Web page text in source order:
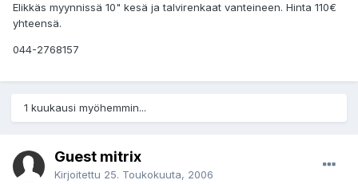
Elikkäs myynnissä 10" kesä ja talvirenkaat vanteineen. Hinta 110€
yhteensä.
044-2768157
1 kuukausi myöhemmin...
Guest mitrix
Kirjoitettu 25. Toukokuuta, 2006